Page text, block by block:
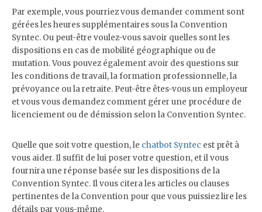
Par exemple, vous pourriez vous demander comment sont
gérées les heures supplémentaires sous la Convention
Syntec. Ou peut-être voulez-vous savoir quelles sont les
dispositions en cas de mobilité géographique ou de
mutation. Vous pouvez également avoir des questions sur
les conditions de travail, la formation professionnelle, la
prévoyance ou la retraite. Peut-être êtes-vous un employeur
et vous vous demandez comment gérer une procédure de
licenciement ou de démission selon la Convention Syntec.
Quelle que soit votre question, le chatbot Syntec est prêt à
vous aider. Il suffit de lui poser votre question, et il vous
fournira une réponse basée sur les dispositions de la
Convention Syntec. Il vous citera les articles ou clauses
pertinentes de la Convention pour que vous puissiez lire les
détails par vous-même.